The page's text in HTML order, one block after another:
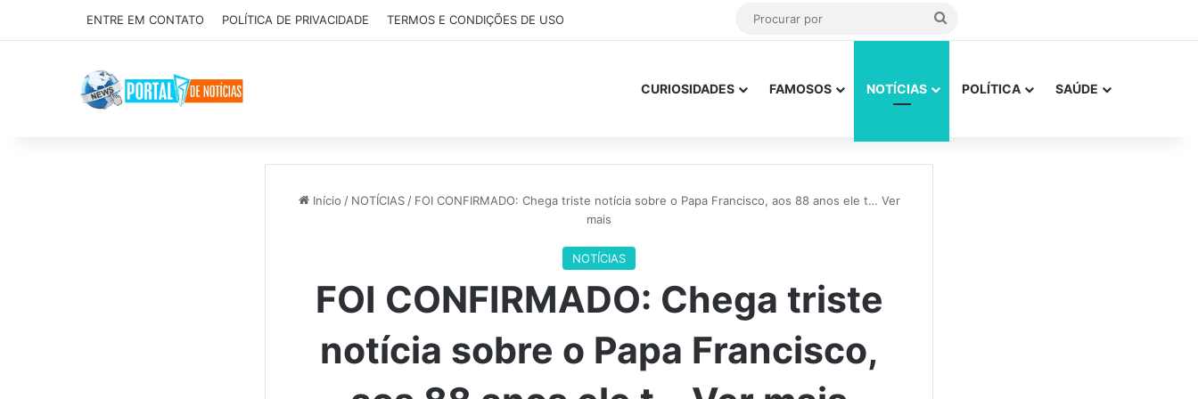
ENTRE EM CONTATO POLÍTICA DE PRIVACIDADE TERMOS E CONDIÇÕES DE USO
CURIOSIDADES FAMOSOS NOTÍCIAS POLÍTICA SAÚDE
Início / NOTÍCIAS / FOI CONFIRMADO: Chega triste notícia sobre o Papa Francisco, aos 88 anos ele t… Ver
mais
NOTÍCIAS
FOI CONFIRMADO: Chega triste
notícia sobre o Papa Francisco,